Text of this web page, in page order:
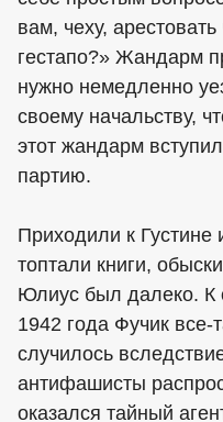
вам, чеху,
гестапо?» Жандарм
нужно немедленно
своему начальству,
этот жандарм
партию.
Приходили к Густине
топтали книги,
Юлиус был далеко. К
1942 года Фучик все-
случилось
антифашисты
оказался тайный